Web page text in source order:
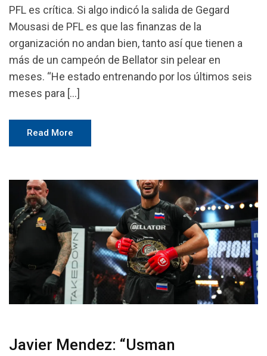
PFL es crítica. Si algo indicó la salida de Gegard
Mousasi de PFL es que las finanzas de la
organización no andan bien, tanto así que tienen a
más de un campeón de Bellator sin pelear en
meses. “He estado entrenando por los últimos seis
meses para […]
Read More
Javier Mendez: “Usman